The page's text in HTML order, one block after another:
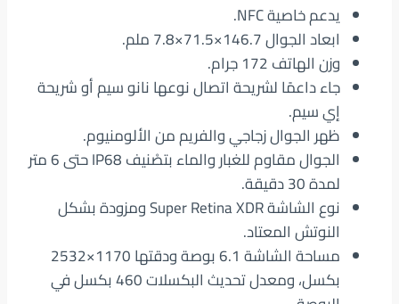
يدعم خاصية NFC.
ابعاد الجوال 146.7×71.5×7.8 ملم.
وزن الهاتف 172 جرام.
جاء داعمًا لشريحة اتصال نوعها نانو سيم أو شريحة
إي سيم.
ظهر الجوال زجاجي والفريم من الألومنيوم.
الجوال مقاوم للغبار والماء بتصْنيف IP68 حتى 6 متر
لمدة 30 دقيقة.
نوع الشاشة Super Retina XDR ومزودة بشكل
النوتش المعتاد.
مساحة الشاشة 6.1 بوصة ودقتها 1170×2532
بكسل، ومعدل تحديث البكسلات 460 بكسل في